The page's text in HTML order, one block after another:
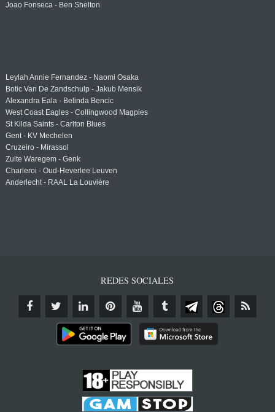
Joao Fonseca - Ben Shelton
Leylah Annie Fernandez - Naomi Osaka
Botic Van De Zandschulp - Jakub Mensik
Alexandra Eala - Belinda Bencic
West Coast Eagles - Collingwood Magpies
St Kilda Saints - Carlton Blues
Gent - KV Mechelen
Cruzeiro - Mirassol
Zulte Waregem - Genk
Charleroi - Oud-Heverlee Leuven
Anderlecht - RAAL La Louvière
REDES SOCIALES